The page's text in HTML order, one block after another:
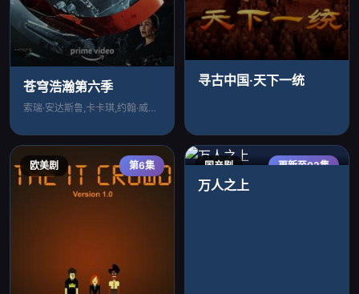
苍穹浩瀚第六季
索瑞·安达斯鲁,卡卡琪,约翰·威斯利·查
寻古中国·天下一统
欧美剧 第6集 国产剧 更新至03集
万人之上